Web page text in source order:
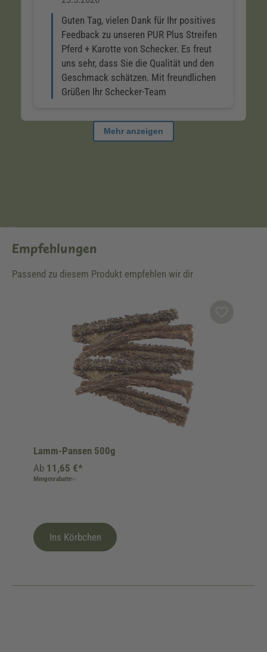
Empfehlungen
Passend zu diesem Produkt empfehlen wir dir
Lamm-Pansen 500g
Ab 11,65 €*
Mengenrabatte
Ins Körbchen